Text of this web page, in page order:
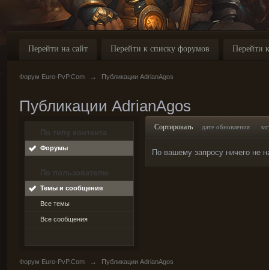
Перейти на сайт Перейти к списку форумов Перейти
Форум Euro-PvP.Com → Публикации AdrianAgos
Публикации AdrianAgos
По типу контента
Форумы
По пользователю
Темы и сообщения
Все темы
Все сообщения
Сортировать дате обновления
По вашему запросу ничего не
Форум Euro-PvP.Com → Публикации AdrianAgos